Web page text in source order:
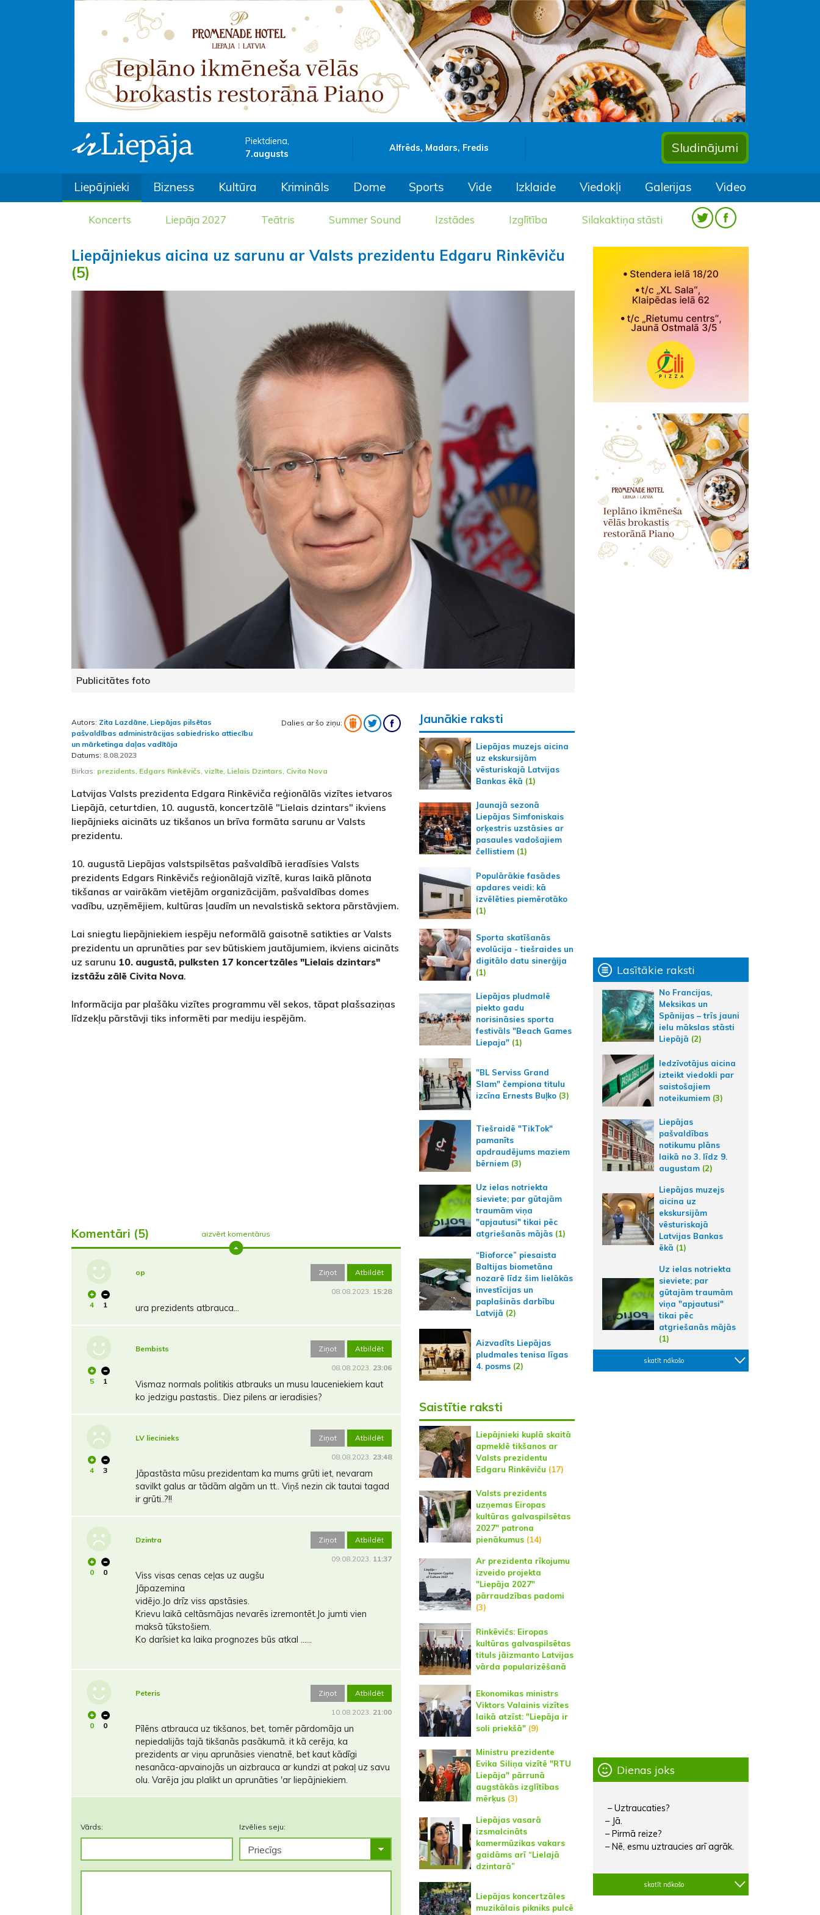
Piektdiena,
7.augusts
Alfrēds, Madars, Fredis Sludinājumi
Liepājnieki Bizness Kultūra Krimināls Dome Sports Vide Izklaide Viedokļi Galerijas Video
Koncerts Liepāja 2027 Teātris Summer Sound Izstādes Izglītība Silakaktiņa stāsti
Liepājniekus aicina uz sarunu ar Valsts prezidentu Edgaru Rinkēviču
(5)
Publicitātes foto
Autors: Zita Lazdāne, Liepājas pilsētas
pašvaldības administrācijas sabiedrisko attiecību
un mārketinga daļas vadītāja
Datums: 8.08.2023
Dalies ar šo ziņu:
Birkas: prezidents, Edgars Rinkēvičs, vizīte, Lielais Dzintars, Civita Nova
Latvijas Valsts prezidenta Edgara Rinkēviča reģionālās vizītes ietvaros
Liepājā, ceturtdien, 10. augustā, koncertzālē "Lielais dzintars" ikviens
liepājnieks aicināts uz tikšanos un brīva formāta sarunu ar Valsts
prezidentu.
10. augustā Liepājas valstspilsētas pašvaldībā ieradīsies Valsts
prezidents Edgars Rinkēvičs reģionālajā vizītē, kuras laikā plānota
tikšanas ar vairākām vietējām organizācijām, pašvaldības domes
vadību, uzņēmējiem, kultūras ļaudīm un nevalstiskā sektora pārstāvjiem.
Lai sniegtu liepājniekiem iespēju neformālā gaisotnē satikties ar Valsts
prezidentu un aprunāties par sev būtiskiem jautājumiem, ikviens aicināts
uz sarunu 10. augustā, pulksten 17 koncertzāles "Lielais dzintars"
izstāžu zālē Civita Nova.
Informācija par plašāku vizītes programmu vēl sekos, tāpat plašsaziņas
līdzekļu pārstāvji tiks informēti par mediju iespējām.
Komentāri (5) aizvērt komentārus
4 1
op Ziņot Atbildēt
08.08.2023. 15:28
ura prezidents atbrauca...
5 1
Bembists Ziņot Atbildēt
08.08.2023. 23:06
Vismaz normals politikis atbrauks un musu lauceniekiem kaut
ko jedzigu pastastis.. Diez pilens ar ieradisies?
4 3
LV liecinieks Ziņot Atbildēt
08.08.2023. 23:48
Jāpastāsta mūsu prezidentam ka mums grūti iet, nevaram
savilkt galus ar tādām algām un tt.. Viņš nezin cik tautai tagad
ir grūti..?!!
0 0
Dzintra Ziņot Atbildēt
09.08.2023. 11:37
Viss visas cenas ceļas uz augšu
Jāpazemina
vidējo.Jo drīz viss apstāsies.
Krievu laikā celtāsmājas nevarēs izremontēt.Jo jumti vien
maksā tūkstošiem.
Ko darīsiet ka laika prognozes būs atkal ......
0 0
Peteris Ziņot Atbildēt
10.08.2023. 21:00
Pīlēns atbrauca uz tikšanos, bet, tomēr pārdomāja un
nepiedalijās tajā tikšanās pasākumā. it kā cerēja, ka
prezidents ar viņu aprunāsies vienatnē, bet kaut kādīgi
nesanāca-apvainojās un aizbrauca ar kundzi at pakaļ uz savu
olu. Varēja jau plalikt un aprunāties 'ar liepājniekiem.
Vārds: Izvēlies seju:
Jaunākie raksti
Liepājas muzejs aicina
uz ekskursijām
vēsturiskajā Latvijas
Bankas ēkā (1)
Jaunajā sezonā
Liepājas Simfoniskais
orķestris uzstāsies ar
pasaules vadošajiem
čellistiem(1)
Populārākie fasādes
apdares veidi: kā
izvēlēties piemērotāko
(1)
Sporta skatīšanās
evolūcija - tiešraides un
digitālo datu sinerģija
(1)
Liepājas pludmalē
piekto gadu
norisināsies sporta
festivāls "Beach Games
Liepaja"(1)
"BL Serviss Grand
Slam" čempiona titulu
izcīna Ernests Buļko(3)
Tiešraidē "TikTok"
pamanīts
apdraudējums maziem
bērniem(3)
Uz ielas notriekta
sieviete; par gūtajām
traumām viņa
"apjautusi" tikai pēc
atgriešanās mājās(1)
“Bioforce” piesaista
Baltijas biometāna
nozarē līdz šim lielākās
investīcijas un
paplašinās darbību
Latvijā (2)
Aizvadīts Liepājas
pludmales tenisa līgas
4. posms(2)
Saistītie raksti
Liepājnieki kuplā skaitā
apmeklē tikšanos ar
Valsts prezidentu
Edgaru Rinkēviču (17)
Valsts prezidents
uzņemas Eiropas
kultūras galvaspilsētas
2027" patrona
pienākumus(14)
Ar prezidenta rīkojumu
izveido projekta
"Liepāja 2027"
pārraudzības padomi
(3)
Rinkēvičs: Eiropas
kultūras galvaspilsētas
tituls jāizmanto Latvijas
vārda popularizēšanā
Ekonomikas ministrs
Viktors Valainis vizītes
laikā atzīst: "Liepāja ir
soli priekšā" (9)
Ministru prezidente
Evika Siliņa vizītē "RTU
Liepāja" pārrunā
augstākās izglītības
mērķus(3)
Liepājas vasarā
izsmalcināts
kamermūzikas vakars
gaidāms arī “Lielajā
dzintarā”
Liepājas koncertzāles
muzikālais pikniks pulcē
Lasītākie raksti
No Francijas,
Meksikas un
Spānijas – trīs jauni
ielu mākslas stāsti
Liepājā (2)
Iedzīvotājus aicina
izteikt viedokli par
saistošajiem
noteikumiem (3)
Liepājas
pašvaldības
notikumu plāns
laikā no 3. līdz 9.
augustam (2)
Liepājas muzejs
aicina uz
ekskursijām
vēsturiskajā
Latvijas Bankas
ēkā (1)
Uz ielas notriekta
sieviete; par
gūtajām traumām
viņa "apjautusi"
tikai pēc
atgriešanās mājās
(1)
skatīt nākošo
Dienas joks
– Uztraucaties?
– Jā.
– Pirmā reize?
– Nē, esmu uztraucies arī agrāk.
skatīt nākošo